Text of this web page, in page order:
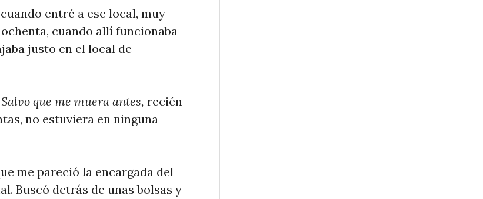
entré a ese local, muy
cuando allí funcionaba
justo en el local de
Salvo que me muera antes, recién
no estuviera en ninguna
me pareció la encargada del
Buscó detrás de unas bolsas y